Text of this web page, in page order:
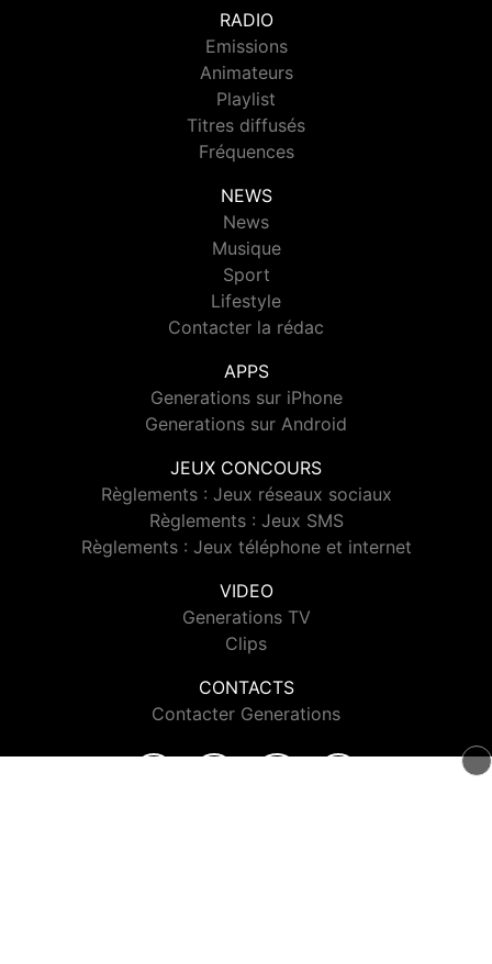
RADIO
Emissions
Animateurs
Playlist
Titres diffusés
Fréquences
NEWS
News
Musique
Sport
Lifestyle
Contacter la rédac
APPS
Generations sur iPhone
Generations sur Android
JEUX CONCOURS
Règlements : Jeux réseaux sociaux
Règlements : Jeux SMS
Règlements : Jeux téléphone et internet
VIDEO
Generations TV
Clips
CONTACTS
Contacter Generations